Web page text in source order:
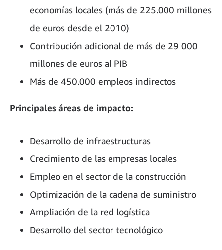
economías locales (más de 225.000 millones
de euros desde el 2010)
Contribución adicional de más de 29 000
millones de euros al PIB
Más de 450.000 empleos indirectos
Principales áreas de impacto:
Desarrollo de infraestructuras
Crecimiento de las empresas locales
Empleo en el sector de la construcción
Optimización de la cadena de suministro
Ampliación de la red logística
Desarrollo del sector tecnológico